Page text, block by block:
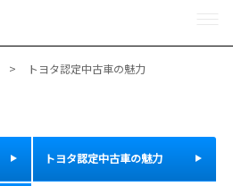
トヨタ認定中古車の魅力
トヨタ認定中古車の魅力